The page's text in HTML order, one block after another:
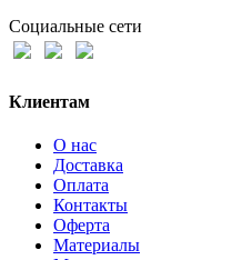
Социальные сети
Клиентам
О нас
Доставка
Оплата
Контакты
Оферта
Материалы